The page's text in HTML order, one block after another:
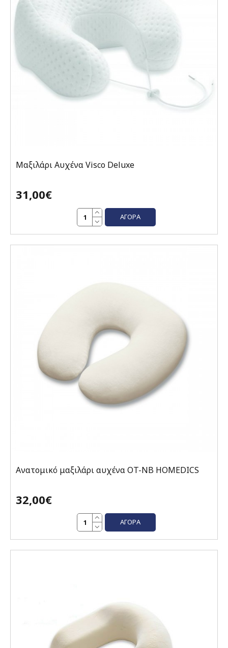
Μαξιλάρι Αυχένα Visco Deluxe
31,00€
ΑΓΟΡΆ
Ανατομικό μαξιλάρι αυχένα OT-NB HOMEDICS
32,00€
ΑΓΟΡΆ